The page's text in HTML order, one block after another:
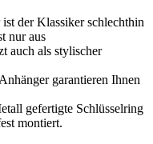
der Klassiker schlechthin
nur aus
auch als stylischer
garantieren Ihnen
gefertigte Schlüsselring
montiert.